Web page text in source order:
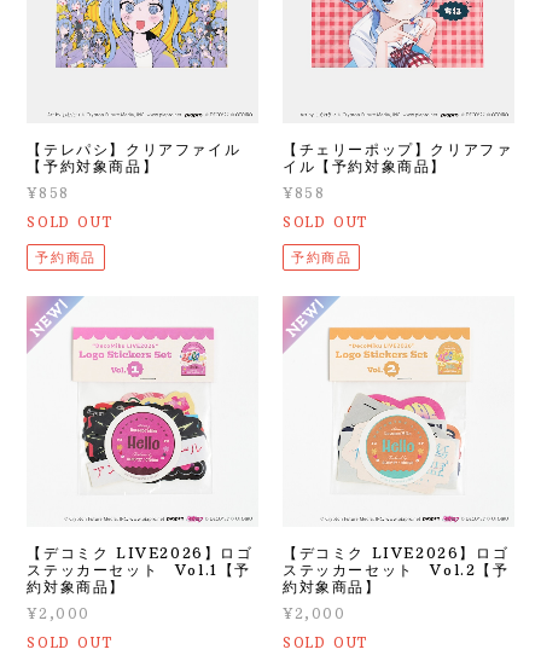
【テレパシ】クリアファイル
【予約対象商品】
¥858
SOLD OUT
予約商品
【チェリーポップ】クリアファ
イル【予約対象商品】
¥858
SOLD OUT
予約商品
【デコミク LIVE2026】ロゴ
ステッカーセット Vol.1【予
約対象商品】
¥2,000
SOLD OUT
【デコミク LIVE2026】ロゴ
ステッカーセット Vol.2【予
約対象商品】
¥2,000
SOLD OUT